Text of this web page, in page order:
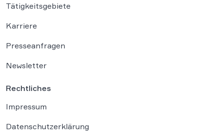
Tätigkeitsgebiete
Karriere
Presseanfragen
Newsletter
Rechtliches
Impressum
Datenschutzerklärung